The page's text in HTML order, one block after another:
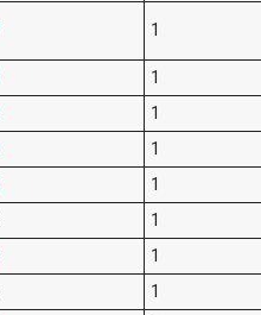
1
1
1
1
1
1
1
1